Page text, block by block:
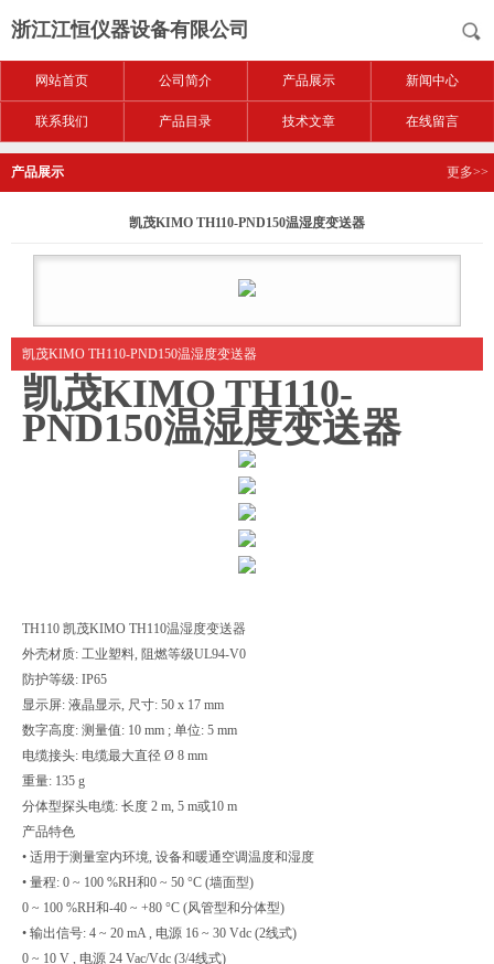
浙江江恒仪器设备有限公司
网站首页 公司简介 产品展示 新闻中心
联系我们 产品目录 技术文章 在线留言
产品展示 更多>>
凯茂KIMO TH110-PND150温湿度变送器
凯茂KIMO TH110-PND150温湿度变送器
凯茂KIMO TH110-
PND150温湿度变送器
TH110 凯茂KIMO TH110温湿度变送器
外壳材质: 工业塑料, 阻燃等级UL94-V0
防护等级: IP65
显示屏: 液晶显示, 尺寸: 50 x 17 mm
数字高度: 测量值: 10 mm ; 单位: 5 mm
电缆接头: 电缆最大直径 Ø 8 mm
重量: 135 g
分体型探头电缆: 长度 2 m, 5 m或10 m
产品特色
• 适用于测量室内环境, 设备和暖通空调温度和湿度
• 量程: 0 ~ 100 %RH和0 ~ 50 °C (墙面型)
0 ~ 100 %RH和-40 ~ +80 °C (风管型和分体型)
• 输出信号: 4 ~ 20 mA , 电源 16 ~ 30 Vdc (2线式)
0 ~ 10 V , 电源 24 Vac/Vdc (3/4线式)